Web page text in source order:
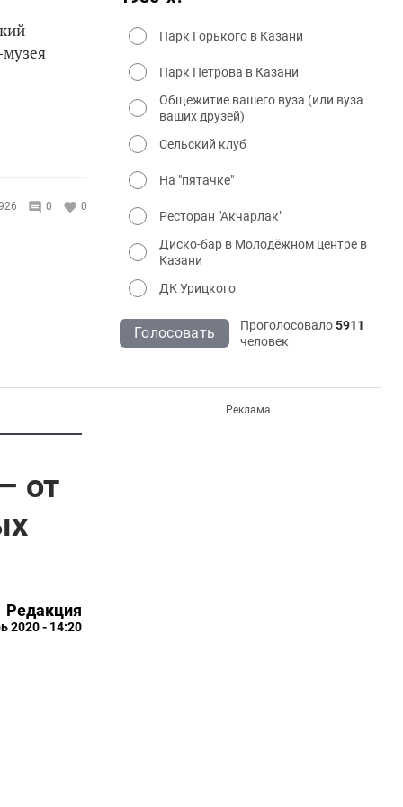
0 0
Парк Горького в Казани
Парк Петрова в Казани
Общежитие вашего вуза (или вуза
ваших друзей)
Сельский клуб
На "пятачке"
Ресторан "Акчарлак"
Диско-бар в Молодёжном центре в
Казани
ДК Урицкого
Голосовать Проголосовало5911
человек
от
Редакция
2020 - 14:20
Реклама